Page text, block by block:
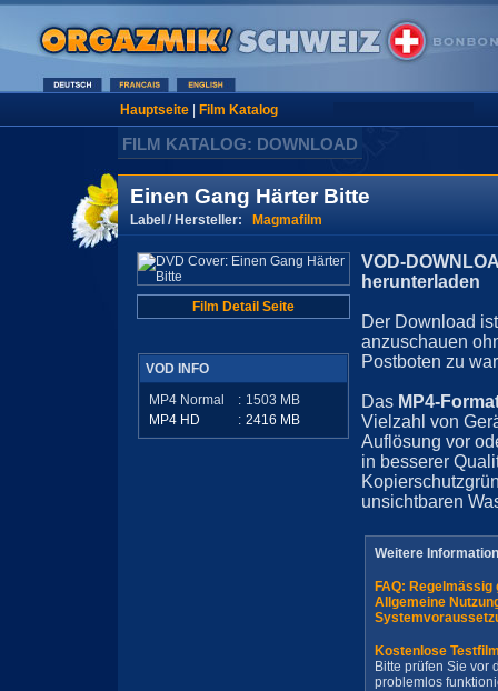
Hauptseite| Film Katalog
FILM KATALOG: DOWNLOAD
Einen Gang Härter Bitte
Label / Hersteller: Magmafilm
Film Detail Seite
VOD INFO
MP4 Normal
: 1503 MB
MP4 HD
: 2416 MB
VOD-
herunterladen
Der Download
anzuschauen
Postboten zu
Das MP4-
Vielzahl von
Auflösung vor
in besserer
unsichtbaren
Weitere
FAQ:
Allgemeine
Kostenlose
Bitte prüfen Sie vor
problemlos